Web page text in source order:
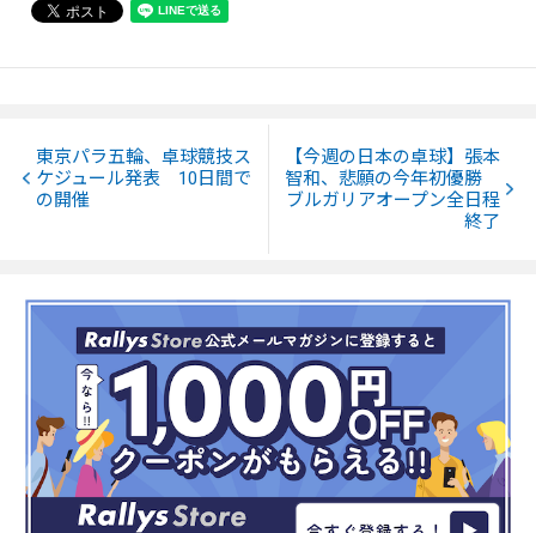
東京パラ五輪、卓球競技ス
ケジュール発表 10日間で
の開催
【今週の日本の卓球】張本
智和、悲願の今年初優勝
ブルガリアオープン全日程
終了